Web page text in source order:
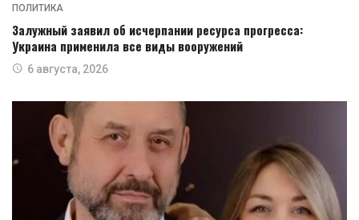
ПОЛИТИКА
Залужный заявил об исчерпании ресурса прогресса:
Украина применила все виды вооружений
6 августа, 2026